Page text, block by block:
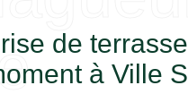
de
à Ville